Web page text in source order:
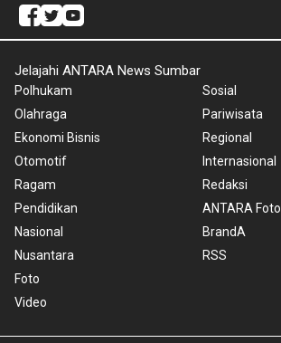
Jelajahi ANTARA News Sumbar
Polhukam
Olahraga
Ekonomi Bisnis
Otomotif
Ragam
Pendidikan
Nasional
Nusantara
Foto
Video
Sosial
Pariwisata
Regional
Internasional
Redaksi
ANTARA Foto
BrandA
RSS